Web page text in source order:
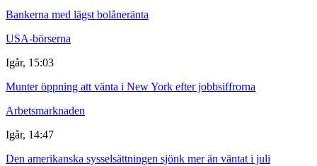
Bankerna med lägst bolåneränta
USA-börserna
Igår, 15:03
Munter öppning att vänta i New York efter jobbsiffrorna
Arbetsmarknaden
Igår, 14:47
Den amerikanska sysselsättningen sjönk mer än väntat i juli